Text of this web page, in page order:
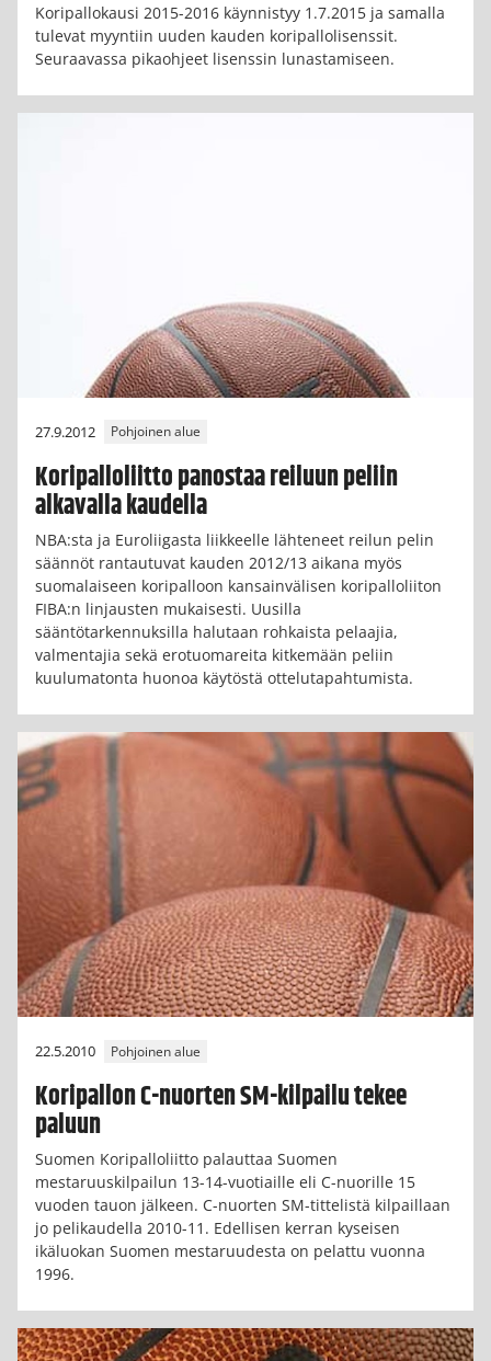
Koripallokausi 2015-2016 käynnistyy 1.7.2015 ja samalla
tulevat myyntiin uuden kauden koripallolisenssit.
Seuraavassa pikaohjeet lisenssin lunastamiseen.
27.9.2012 Pohjoinen alue
Koripalloliitto panostaa reiluun peliin
alkavalla kaudella
NBA:sta ja Euroliigasta liikkeelle lähteneet reilun pelin
säännöt rantautuvat kauden 2012/13 aikana myös
suomalaiseen koripalloon kansainvälisen koripalloliiton
FIBA:n linjausten mukaisesti. Uusilla
sääntötarkennuksilla halutaan rohkaista pelaajia,
valmentajia sekä erotuomareita kitkemään peliin
kuulumatonta huonoa käytöstä ottelutapahtumista.
22.5.2010 Pohjoinen alue
Koripallon C-nuorten SM-kilpailu tekee
paluun
Suomen Koripalloliitto palauttaa Suomen
mestaruuskilpailun 13-14-vuotiaille eli C-nuorille 15
vuoden tauon jälkeen. C-nuorten SM-tittelistä kilpaillaan
jo pelikaudella 2010-11. Edellisen kerran kyseisen
ikäluokan Suomen mestaruudesta on pelattu vuonna
1996.